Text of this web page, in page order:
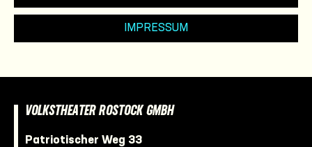
IMPRESSUM
VOLKSTHEATER ROSTOCK GMBH
Patriotischer Weg 33